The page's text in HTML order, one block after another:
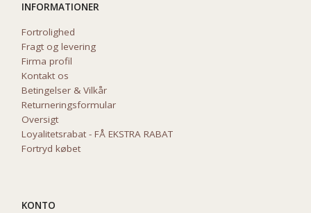
INFORMATIONER
Fortrolighed
Fragt og levering
Firma profil
Kontakt os
Betingelser & Vilkår
Returneringsformular
Oversigt
Loyalitetsrabat - FÅ EKSTRA RABAT
Fortryd købet
KONTO